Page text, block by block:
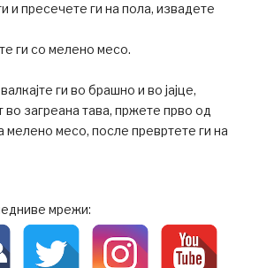
и пресечете ги на пола, извадете
ги со мелено месо.
ги во брашно и во јајце,
во загреана тава, пржете прво од
мелено месо, после превртете ги на
мрежи: